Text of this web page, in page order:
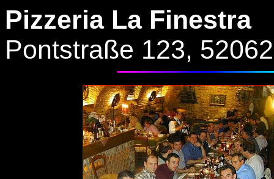
Pizzeria La Finestra
Pontstraße 123,